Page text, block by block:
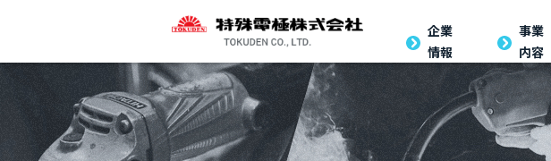
企業
情報
事業
内容